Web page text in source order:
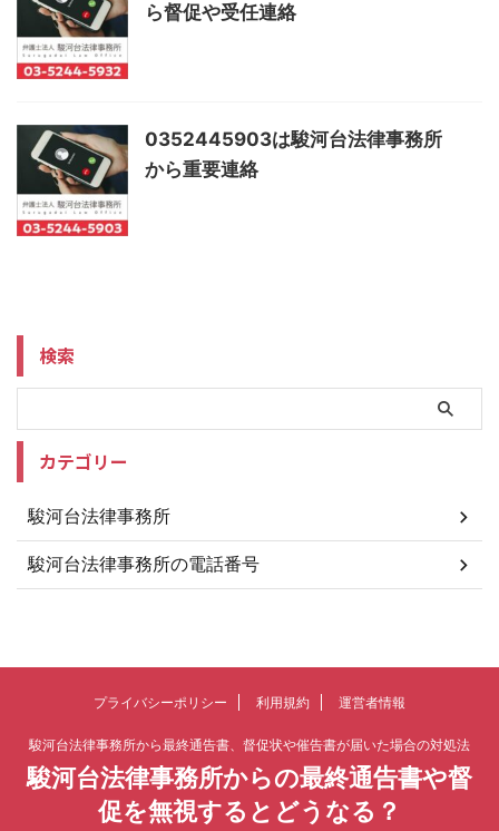
ら督促や受任連絡
0352445903は駿河台法律事務所
から重要連絡
検索
カテゴリー
駿河台法律事務所
駿河台法律事務所の電話番号
プライバシーポリシー 利用規約 運営者情報
駿河台法律事務所から最終通告書、督促状や催告書が届いた場合の対処法
駿河台法律事務所からの最終通告書や督
促を無視するとどうなる？